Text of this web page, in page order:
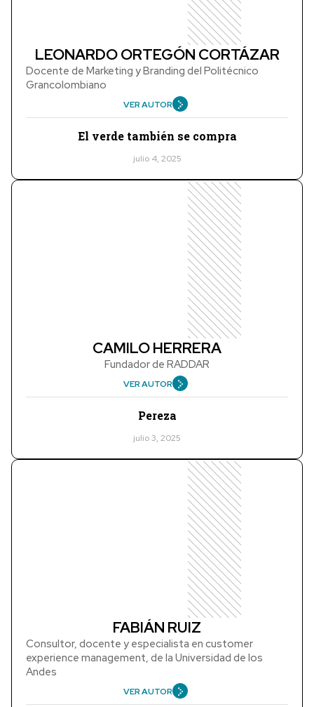
LEONARDO ORTEGÓN CORTÁZAR
Docente de Marketing y Branding del Politécnico
Grancolombiano
VER AUTOR
El verde también se compra
julio 4, 2025
CAMILO HERRERA
Fundador de RADDAR
VER AUTOR
Pereza
julio 3, 2025
FABIÁN RUIZ
Consultor, docente y especialista en customer
experience management, de la Universidad de los
Andes
VER AUTOR